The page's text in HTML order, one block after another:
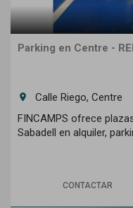
Parking en Centre -
room
Calle Riego, Centre
FINCAMPS ofrece
Sabadell en alquiler,
CONTACTAR